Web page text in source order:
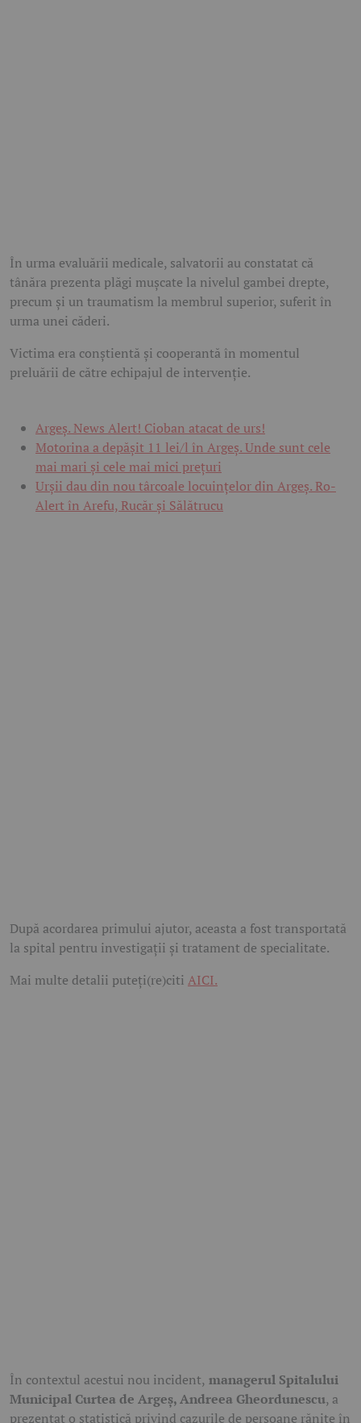
În urma evaluării medicale, salvatorii au constatat că
tânăra prezenta plăgi mușcate la nivelul gambei drepte,
precum și un traumatism la membrul superior, suferit în
urma unei căderi.
Victima era conștientă și cooperantă în momentul
preluării de către echipajul de intervenție.
Argeş. News Alert! Cioban atacat de urs!
Motorina a depășit 11 lei/l în Argeș. Unde sunt cele
mai mari și cele mai mici prețuri
Urșii dau din nou târcoale locuințelor din Argeș. Ro-
Alert în Arefu, Rucăr și Sălătrucu
După acordarea primului ajutor, aceasta a fost transportată
la spital pentru investigații și tratament de specialitate.
Mai multe detalii puteți(re)citi AICI.
În contextul acestui nou incident, managerul Spitalului
Municipal Curtea de Argeș, Andreea Gheordunescu, a
prezentat o statistică privind cazurile de persoane rănite în